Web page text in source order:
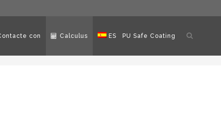
Abrir
con Calculus ES PU Safe Coating